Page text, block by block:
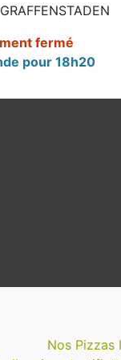
fermé
pour 18h20
Nos Pizzas